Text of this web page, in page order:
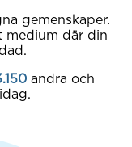
gemenskaper.
medium där din
andra och